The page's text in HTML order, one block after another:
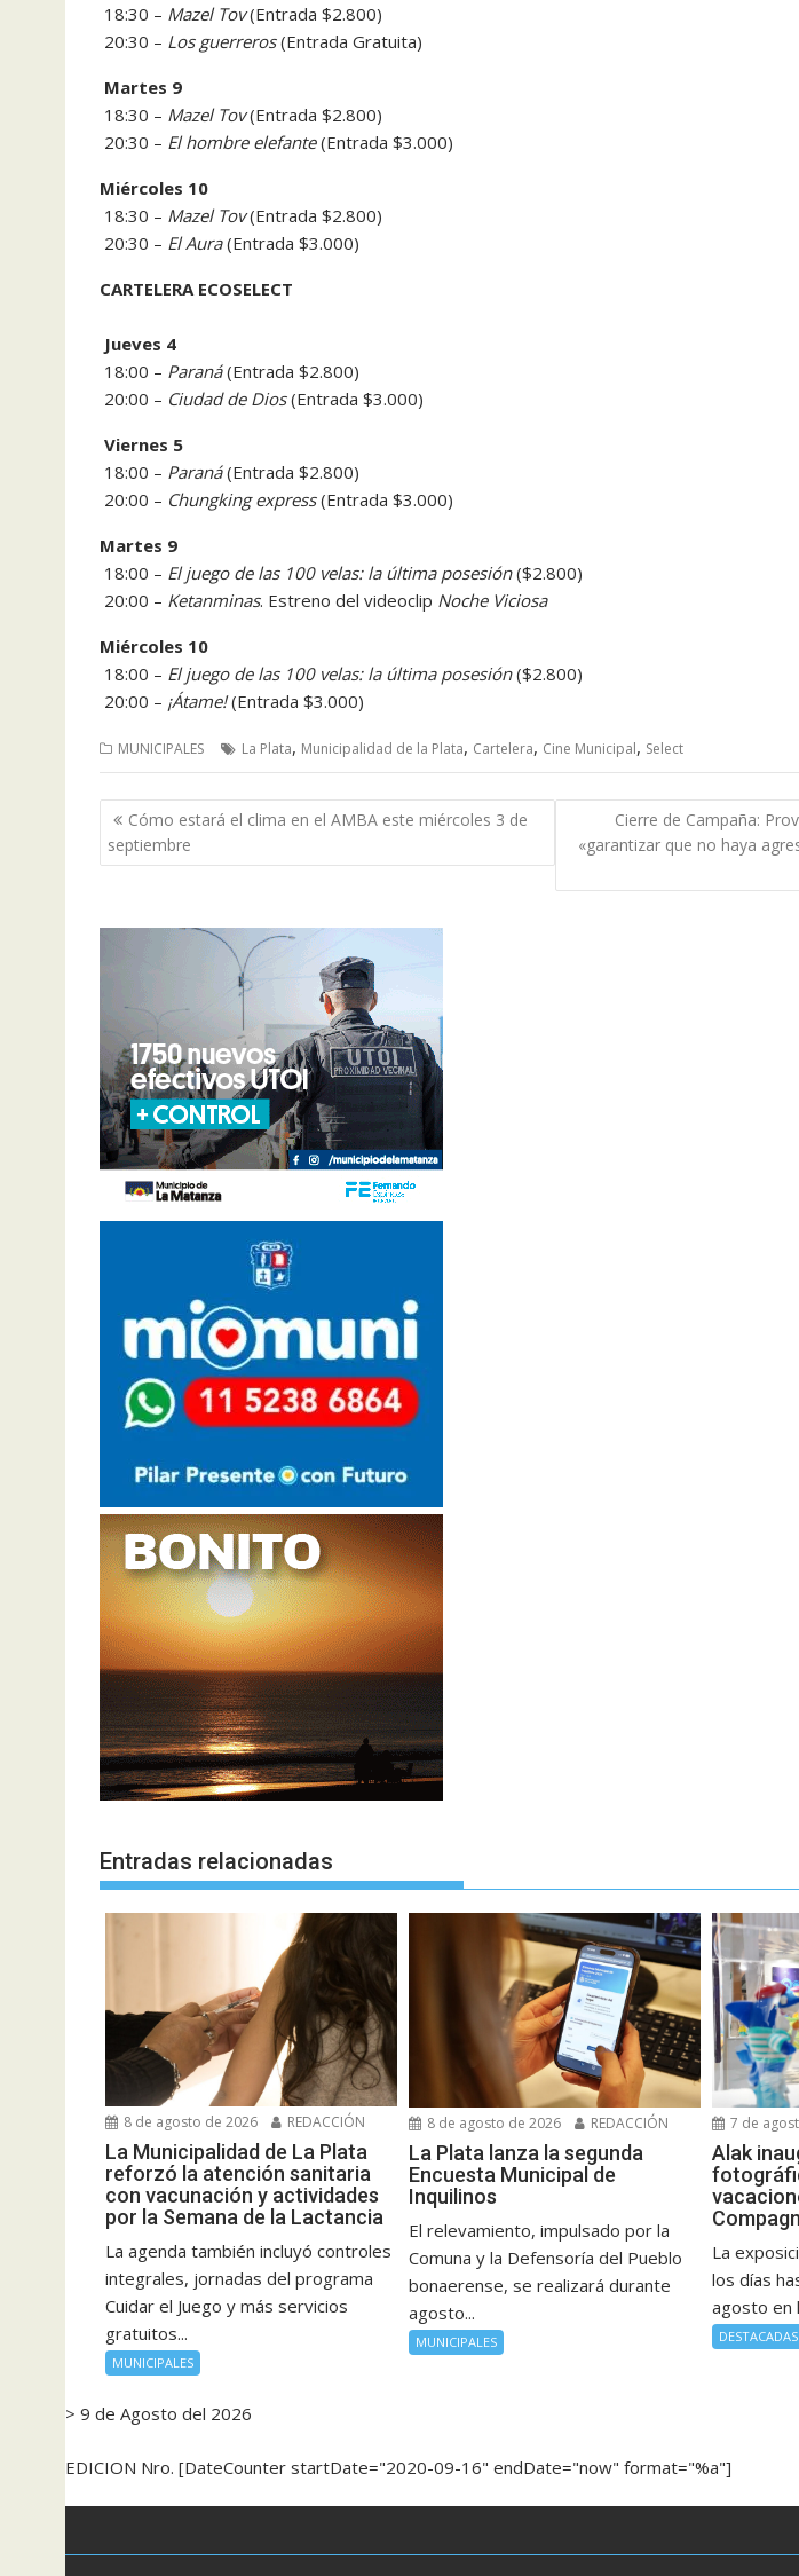
18:30 – Mazel Tov(Entrada $2.800)
20:30 – Los guerreros(Entrada Gratuita)
Martes 9
18:30 – Mazel Tov(Entrada $2.800)
20:30 – El hombre elefante(Entrada $3.000)
Miércoles 10
18:30 – Mazel Tov(Entrada $2.800)
20:30 – El Aura(Entrada $3.000)
CARTELERA ECOSELECT
Jueves 4
18:00 – Paraná(Entrada $2.800)
20:00 – Ciudad de Dios(Entrada $3.000)
Viernes 5
18:00 – Paraná(Entrada $2.800)
20:00 – Chungking express(Entrada $3.000)
Martes 9
18:00 – El juego de las 100 velas: la última posesión($2.800)
20:00 – Ketanminas. Estreno del videoclip Noche Viciosa
Miércoles 10
18:00 – El juego de las 100 velas: la última posesión($2.800)
20:00 – ¡Átame!(Entrada $3.000)
MUNICIPALES La Plata, Municipalidad de la Plata, Cartelera, Cine Municipal, Select
Navegación
de
entradas
Cómo estará el clima en el AMBA este miércoles 3 de
septiembre
Cierre de Campaña:
«garantizar que no haya
Entradas relacionadas
8 de agosto de 2026 REDACCIÓN
La Municipalidad de La Plata
reforzó la atención sanitaria
con vacunación y actividades
por la Semana de la Lactancia
La agenda también incluyó controles
integrales, jornadas del programa
Cuidar el Juego y más servicios
gratuitos...
MUNICIPALES
8 de agosto de 2026 REDACCIÓN
La Plata lanza la segunda
Encuesta Municipal de
Inquilinos
El relevamiento, impulsado por la
Comuna y la Defensoría del Pueblo
bonaerense, se realizará durante
agosto...
MUNICIPALES
7 de
Alak
La
los días
agosto en
DESTACADAS
> 9 de Agosto del 2026
EDICION Nro. [DateCounter startDate="2020-09-16" endDate="now" format="%a"]